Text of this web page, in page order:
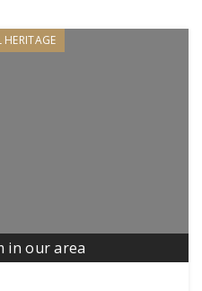
HERITAGE
in our area